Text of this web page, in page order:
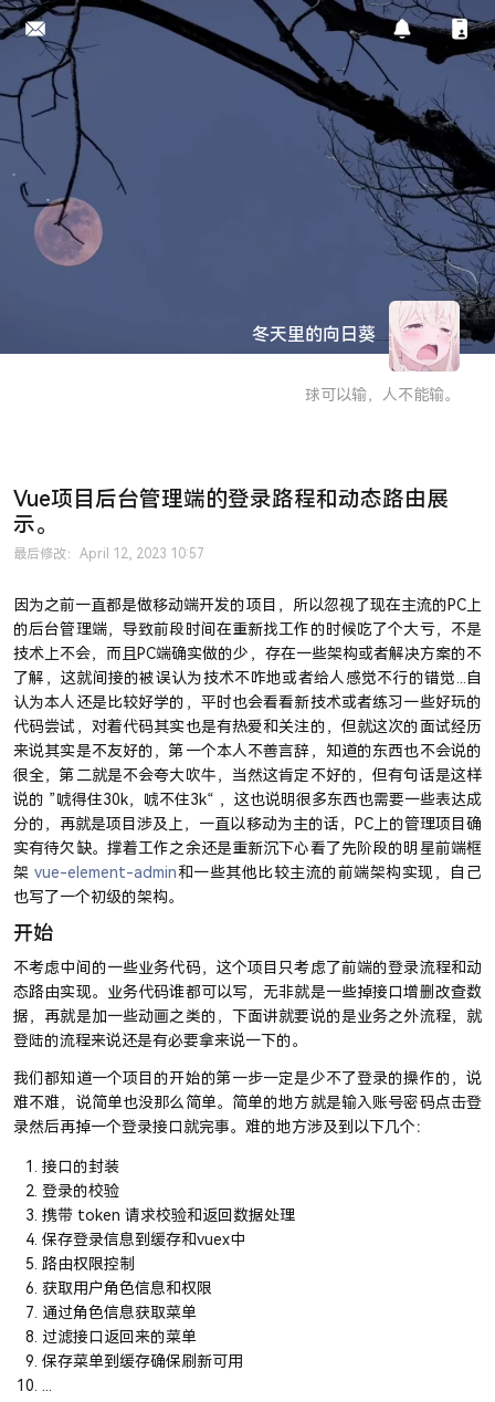
冬天里的向日葵
球可以输，人不能输。
Vue项目后台管理端的登录路程和动态路由展
示。
最后修改：April 12, 2023 10:57
因为之前一直都是做移动端开发的项目，所以忽视了现在主流的PC上
的后台管理端，导致前段时间在重新找工作的时候吃了个大亏，不是
技术上不会，而且PC端确实做的少，存在一些架构或者解决方案的不
了解，这就间接的被误认为技术不咋地或者给人感觉不行的错觉...自
认为本人还是比较好学的，平时也会看看新技术或者练习一些好玩的
代码尝试，对着代码其实也是有热爱和关注的，但就这次的面试经历
来说其实是不友好的，第一个本人不善言辞，知道的东西也不会说的
很全，第二就是不会夸大吹牛，当然这肯定不好的，但有句话是这样
说的 ”唬得住30k，唬不住3k“ ，这也说明很多东西也需要一些表达成
分的，再就是项目涉及上，一直以移动为主的话，PC上的管理项目确
实有待欠缺。撑着工作之余还是重新沉下心看了先阶段的明星前端框
架vue-element-admin和一些其他比较主流的前端架构实现，自己
也写了一个初级的架构。
开始
不考虑中间的一些业务代码，这个项目只考虑了前端的登录流程和动
态路由实现。业务代码谁都可以写，无非就是一些掉接口增删改查数
据，再就是加一些动画之类的，下面讲就要说的是业务之外流程，就
登陆的流程来说还是有必要拿来说一下的。
我们都知道一个项目的开始的第一步一定是少不了登录的操作的，说
难不难，说简单也没那么简单。简单的地方就是输入账号密码点击登
录然后再掉一个登录接口就完事。难的地方涉及到以下几个：
接口的封装
登录的校验
携带 token 请求校验和返回数据处理
保存登录信息到缓存和vuex中
路由权限控制
获取用户角色信息和权限
通过角色信息获取菜单
过滤接口返回来的菜单
保存菜单到缓存确保刷新可用